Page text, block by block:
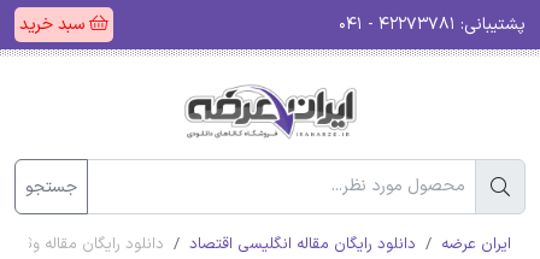
پشتیبانی: سبد خرید
جستجو
ایران عرضه دانلود رایگان مقاله انگلیسی اقتصاد دانلود رایگان مقاله